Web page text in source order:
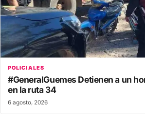
POLICIALES
#GeneralGuemes Detienen a un
en la ruta 34
6 agosto, 2026